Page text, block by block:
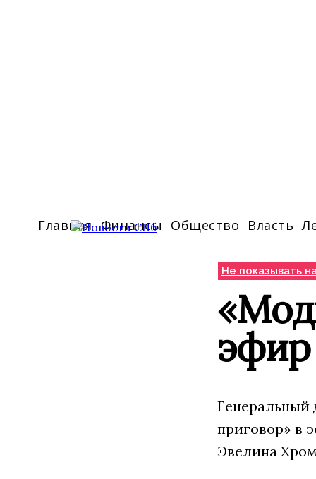
Главная Финансы Общество Власть
Не показывать
Генеральный
приговор» в
Эвелина